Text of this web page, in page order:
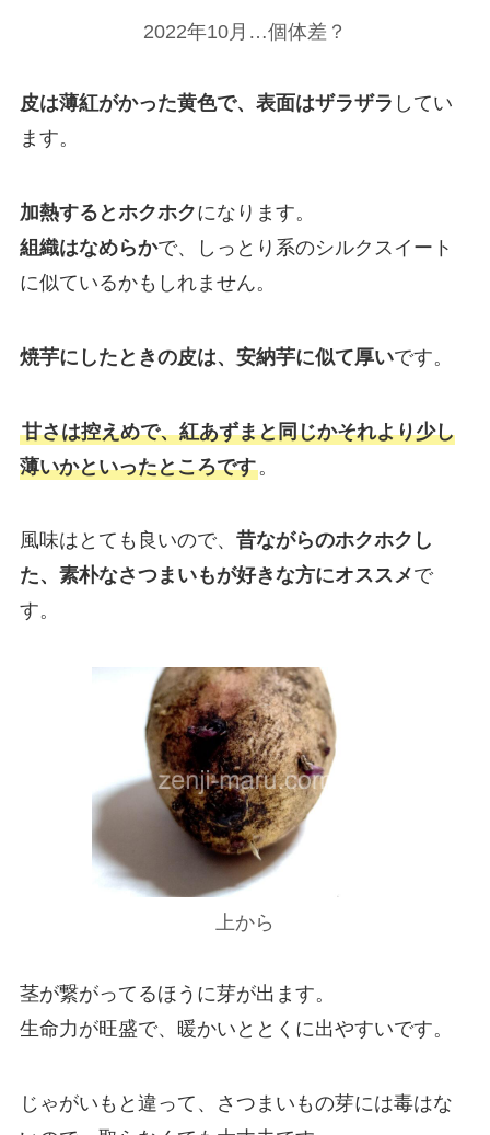
2022年10月…個体差？
皮は薄紅がかった黄色で、表面はザラザラ してい
ます。
加熱するとホクホクになります。
組織はなめらかで、しっとり系のシルクスイート
に似ているかもしれません。
焼芋にしたときの皮は、安納芋に似て厚いです。
甘さは控えめで、紅あずまと同じかそれより少し
薄いかといったところです。
風味はとても良いので、 昔ながらのホクホクし
た、素朴なさつまいもが好きな方にオススメで
す。
上から
茎が繋がってるほうに芽が出ます。
生命力が旺盛で、暖かいととくに出やすいです。
じゃがいもと違って、さつまいもの芽には毒はな